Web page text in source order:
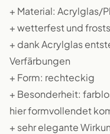
+ Material: Acrylglas/
+ wetterfest und
+ dank Acrylglas
Verfärbungen
+ Form: rechteckig
+ Besonderheit:
hier formvollendet
+ sehr elegante